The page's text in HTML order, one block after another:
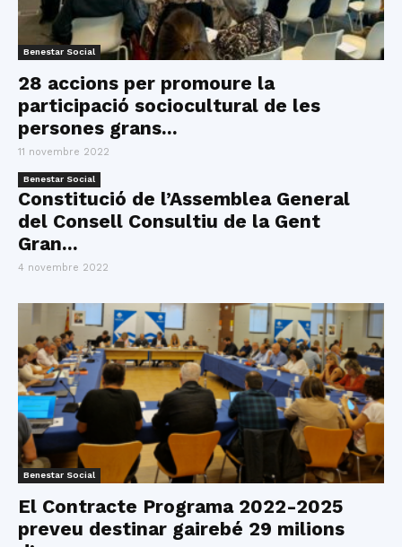
Benestar Social
28 accions per promoure la
participació sociocultural de les
persones grans...
11 novembre 2022
Benestar Social
Constitució de l’Assemblea General
del Consell Consultiu de la Gent
Gran...
4 novembre 2022
Benestar Social
El Contracte Programa 2022-2025
preveu destinar gairebé 29 milions